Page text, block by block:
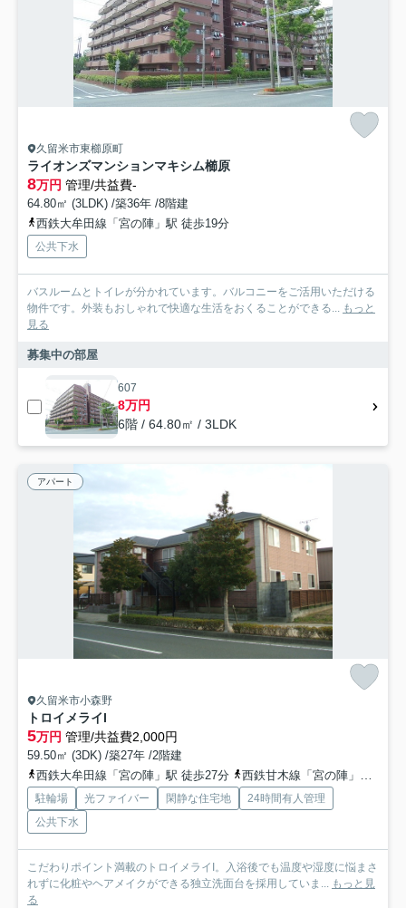
久留米市東櫛原町
ライオンズマンションマキシム櫛原
8万円 管理/共益費-
64.80㎡ (3LDK) /築36年 /8階建
西鉄大牟田線「宮の陣」駅 徒歩19分
公共下水
バスルームとトイレが分かれています。バルコニーをご活用いただける
物件です。外装もおしゃれで快適な生活をおくることができる... もっと
見る
募集中の部屋
607
8万円
6階 / 64.80㎡ / 3LDK
アパート
久留米市小森野
トロイメライI
5万円 管理/共益費2,000円
59.50㎡ (3DK) /築27年 /2階建
西鉄大牟田線「宮の陣」駅 徒歩27分
西鉄甘木線「宮の陣」駅 徒歩27分
駐輪場 光ファイバー 閑静な住宅地
24時間有人管理
公共下水
こだわりポイント満載のトロイメライI。入浴後でも温度や湿度に悩まさ
れずに化粧やヘアメイクができる独立洗面台を採用していま... もっと見
る